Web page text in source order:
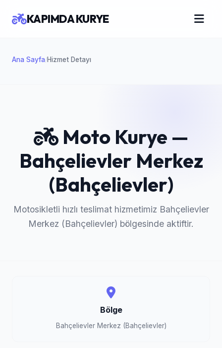
Ana Sayfa/Hizmet Detayı
KAPIMDA KURYE
Moto Kurye —
Bahçelievler Merkez
(Bahçelievler)
Motosikletli hızlı teslimat hizmetimiz Bahçelievler
Merkez (Bahçelievler) bölgesinde aktiftir.
Bölge
Bahçelievler Merkez (Bahçelievler)